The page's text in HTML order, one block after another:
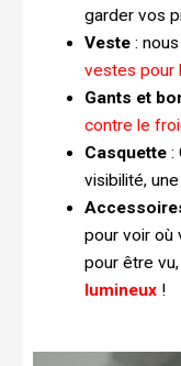
garder vos
Veste: nous
vestes pour
Gants et
contre le
Casquette:
visibilité,
pour voir où
pour être
lumineux!